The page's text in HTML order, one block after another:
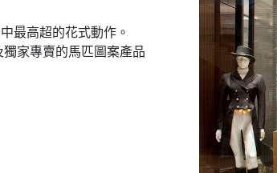
最高超的花式動作。
家專賣的馬匹圖案產品